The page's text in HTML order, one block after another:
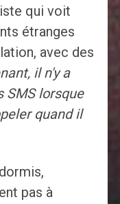
qui voit
étranges
avec des
il n'y a
SMS lorsque
quand il
pas à